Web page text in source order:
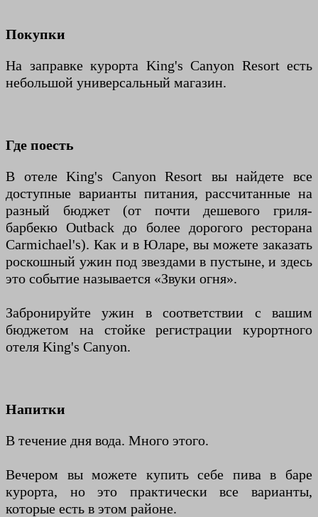
Покупки
На заправке курорта King's Canyon Resort есть
небольшой универсальный магазин.
Где поесть
В отеле King's Canyon Resort вы найдете все
доступные варианты питания, рассчитанные на
разный бюджет (от почти дешевого гриля-
барбекю Outback до более дорогого ресторана
Carmichael's). Как и в Юларе, вы можете заказать
роскошный ужин под звездами в пустыне, и здесь
это событие называется «Звуки огня».
Забронируйте ужин в соответствии с вашим
бюджетом на стойке регистрации курортного
отеля King's Canyon.
Напитки
В течение дня вода. Много этого.
Вечером вы можете купить себе пива в баре
курорта, но это практически все варианты,
которые есть в этом районе.